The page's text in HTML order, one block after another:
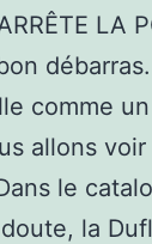
LA
comme un
allons voir
le
la